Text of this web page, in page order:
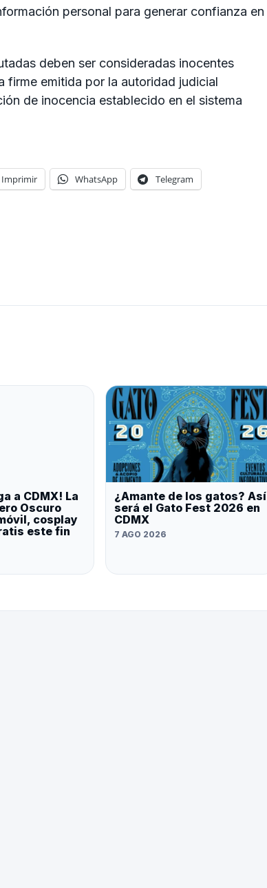
personal para generar confianza en
deben ser consideradas inocentes
firme emitida por la autoridad judicial
de inocencia establecido en el sistema
Imprimir WhatsApp Telegram
a CDMX! La
Oscuro
cosplay
este fin
¿Amante de los gatos? Así
será el Gato Fest 2026 en
CDMX
7 AGO 2026